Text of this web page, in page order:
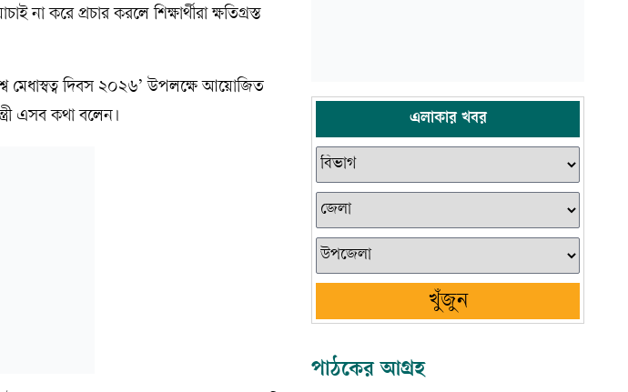
না করে প্রচার করলে শিক্ষার্থীরা ক্ষতিগ্রস্ত
মেধাস্বত্ব দিবস ২০২৬’ উপলক্ষে আয়োজিত
এসব কথা বলেন।
এলাকার খবর
খুঁজুন
পাঠকের আগ্রহ